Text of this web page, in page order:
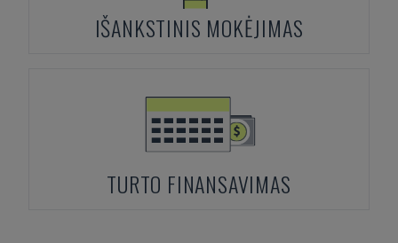
IŠANKSTINIS MOKĖJIMAS
TURTO FINANSAVIMAS